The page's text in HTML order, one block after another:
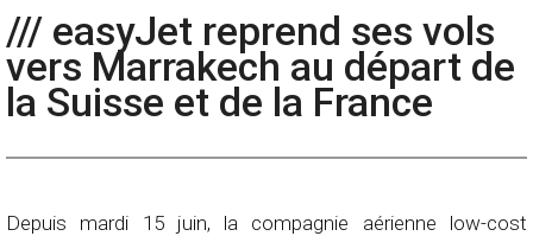
/// easyJet reprend ses vols
vers Marrakech au départ de
la Suisse et de la France
Depuis mardi 15 juin, la compagnie aérienne low-cost